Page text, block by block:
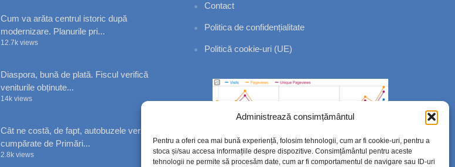
Administrează consimțământul
Pentru a oferi cea mai bună experiență, folosim tehnologii, cum ar fi cookie-uri, pentru a
stoca și/sau accesa informațiile despre dispozitive. Consimțământul pentru aceste
tehnologii ne permite să procesăm date, cum ar fi comportamentul de navigare sau ID-uri
Cum va arăta centrul istoric după
modernizare. Planurile pri...
12.7k views
Diaspora, bună de plată. Fiscul verifică
veniturile obținute...
14k views
Cât ne costă, de fapt, autobuzele verzi
cumpărate de Primări...
2.8k views
Contact
Politica de confidențialitate
Politică cookie-uri (UE)